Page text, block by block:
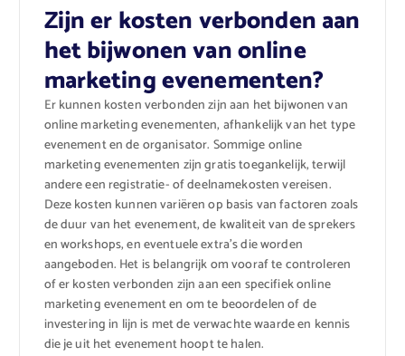
Zijn er kosten verbonden aan
het bijwonen van online
marketing evenementen?
Er kunnen kosten verbonden zijn aan het bijwonen van
online marketing evenementen, afhankelijk van het type
evenement en de organisator. Sommige online
marketing evenementen zijn gratis toegankelijk, terwijl
andere een registratie- of deelnamekosten vereisen.
Deze kosten kunnen variëren op basis van factoren zoals
de duur van het evenement, de kwaliteit van de sprekers
en workshops, en eventuele extra’s die worden
aangeboden. Het is belangrijk om vooraf te controleren
of er kosten verbonden zijn aan een specifiek online
marketing evenement en om te beoordelen of de
investering in lijn is met de verwachte waarde en kennis
die je uit het evenement hoopt te halen.